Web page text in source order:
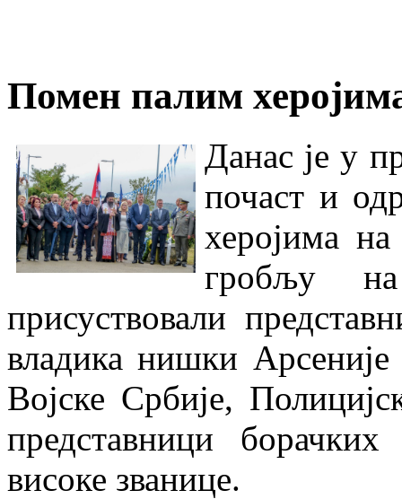
Помен палим
Данас је у
почаст и
херојима
гробљу
присуствовали
владика нишки
Војске Србије,
представници
високе званице.